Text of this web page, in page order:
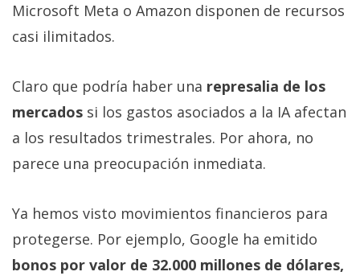
Microsoft Meta o Amazon disponen de recursos
casi ilimitados.
Claro que podría haber una represalia de los
mercados si los gastos asociados a la IA afectan
a los resultados trimestrales. Por ahora, no
parece una preocupación inmediata.
Ya hemos visto movimientos financieros para
protegerse. Por ejemplo, Google ha emitido
bonos por valor de 32.000 millones de dólares,